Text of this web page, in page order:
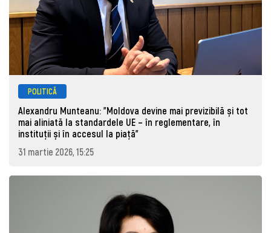
POLITICĂ
Alexandru Munteanu: "Moldova devine mai previzibilă și tot
mai aliniată la standardele UE – în reglementare, în
instituții și în accesul la piață"
31 martie 2026, 15:25